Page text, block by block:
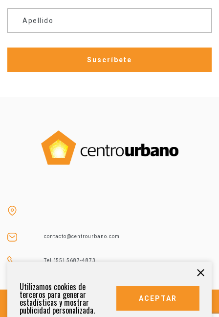
Apellido
contacto@centrourbano.com
Tel (55) 5687-4873
Utilizamos cookies de
terceros para generar
estadísticas y mostrar
publicidad personalizada.
ACEPTAR